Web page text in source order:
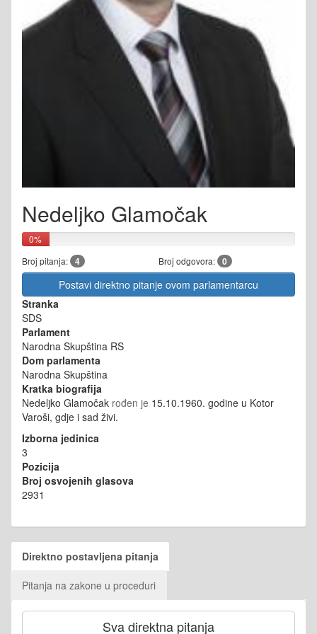
Nedeljko Glamočak
0%
Broj pitanja: 4 Broj odgovora: 0
Postavi direktno pitanje ovom parlamentarcu
Stranka
SDS
Parlament
Narodna Skupština RS
Dom parlamenta
Narodna Skupština
Kratka biografija
Nedeljko Glamočak rođen je 15.10.1960. godine u Kotor
Varoši, gdje i sad živi.
Izborna jedinica
3
Pozicija
Broj osvojenih glasova
2931
Direktno postavljena pitanja
Pitanja na zakone u proceduri
Sva direktna pitanja